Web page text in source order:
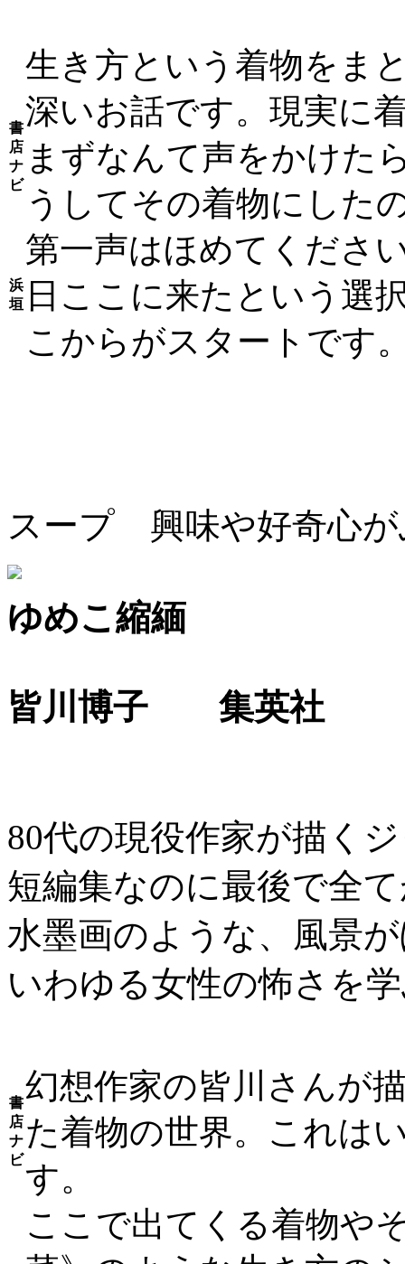
生き方という着物をま
書
店
ナ
ビ
深いお話です。現実に
まずなんて声をかけた
うしてその着物にした
浜
垣
第一声はほめてくださ
日ここに来たという選
こからがスタートです
スープ 興味や好奇心
ゆめこ縮緬
皆川博子 集英社
80代の現役作家が描く
短編集なのに最後で全
水墨画のような、風景
いわゆる女性の怖さを
書
店
ナ
ビ
幻想作家の皆川さんが
た着物の世界。これは
す。
ここで出てくる着物や